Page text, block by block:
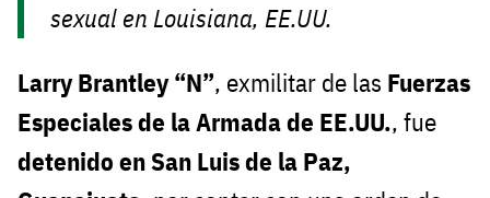
sexual en Louisiana, EE.UU.
Larry Brantley “N”, exmilitar de las Fuerzas
Especiales de la Armada de EE.UU., fue
detenido en San Luis de la Paz,